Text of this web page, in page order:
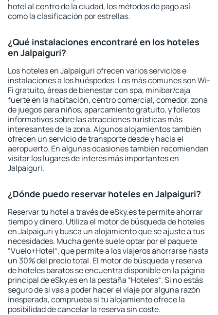
hotel al centro de la ciudad, los métodos de pago así
como la clasificación por estrellas.
¿Qué instalaciones encontraré en los hoteles
en Jalpaiguri?
Los hoteles en Jalpaiguri ofrecen varios servicios e
instalaciones a los huéspedes. Los más comunes son Wi-
Fi gratuito, áreas de bienestar con spa, minibar/caja
fuerte en la habitación, centro comercial, comedor, zona
de juegos para niños, aparcamiento gratuito, y folletos
informativos sobre las atracciones turísticas más
interesantes de la zona. Algunos alojamientos también
ofrecen un servicio de transporte desde y hacia el
aeropuerto. En algunas ocasiones también recomiendan
visitar los lugares de interés más importantes en
Jalpaiguri.
¿Dónde puedo reservar hoteles en Jalpaiguri?
Reservar tu hotel a través de eSky.es te permite ahorrar
tiempo y dinero. Utiliza el motor de búsqueda de hoteles
en Jalpaiguri y busca un alojamiento que se ajuste a tus
necesidades. Mucha gente suele optar por el paquete
“Vuelo+Hotel“, que permite a los viajeros ahorrarse hasta
un 30% del precio total. El motor de búsqueda y reserva
de hoteles baratos se encuentra disponible en la página
principal de eSky.es en la pestaña “Hoteles“. Si no estás
seguro de si vas a poder hacer el viaje por alguna razón
inesperada, comprueba si tu alojamiento ofrece la
posibilidad de cancelar la reserva sin coste.